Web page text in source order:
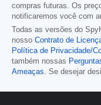
compras futuras. Os
notificaremos você com
Todas as versões do
nosso Contrato de
Política de Privacidade/
também nossas
Ameaças . Se desejar